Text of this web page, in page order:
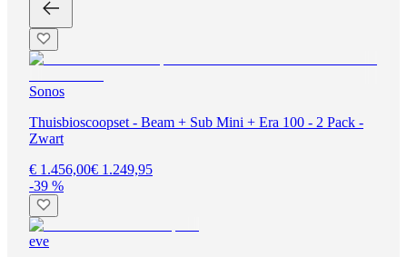
Sonos
Thuisbioscoopset - Beam + Sub Mini + Era 100 - 2 Pack -
Zwart
€ 1.456,00€ 1.249,95
-39 %
eve